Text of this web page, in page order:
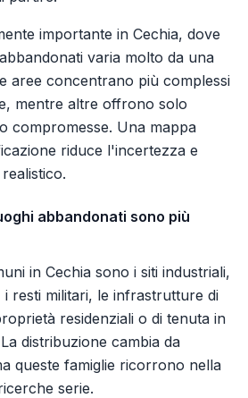
importante in Cechia, dove
varia molto da una
aree concentrano più complessi
mentre altre offrono solo
compromesse. Una mappa
riduce l'incertezza e
abbandonati sono più
in Cechia sono i siti industriali,
i resti militari, le infrastrutture di
residenziali o di tenuta in
distribuzione cambia da
queste famiglie ricorrono nella
serie.